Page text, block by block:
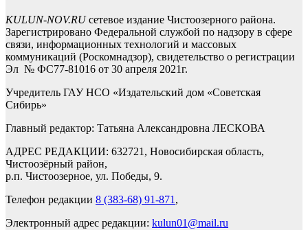
KULUN-NOV.RUсетевое издание Чистоозерного района.
Зарегистрировано Федеральной службой по надзору в сфере
связи, информационных технологий и массовых
коммуникаций (Роскомнадзор), свидетельство о регистрации
Эл № ФС77-81016 от 30 апреля 2021г.
Учредитель ГАУ НСО «Издательский дом «Советская
Сибирь»
Главный редактор: Татьяна Александровна ЛЕСКОВА
АДРЕС РЕДАКЦИИ: 632721, Новосибирская область,
Чистоозёрный район,
р.п. Чистоозерное, ул. Победы, 9.
Телефон редакции 8 (383-68) 91-871 ,
Электронный адрес редакции: kulun01@mail.ru